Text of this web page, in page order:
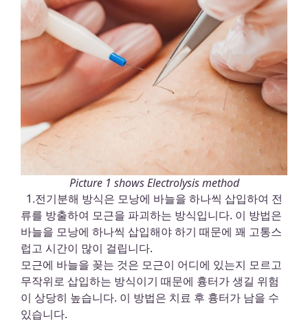
Picture 1 shows Electrolysis method
1.전기분해 방식은 모낭에 바늘을 하나씩 삽입하여 전
류를 방출하여 모근을 파괴하는 방식입니다. 이 방법은
바늘을 모낭에 하나씩 삽입해야 하기 때문에 꽤 고통스
럽고 시간이 많이 걸립니다.
모근에 바늘을 꽂는 것은 모근이 어디에 있는지 모르고
무작위로 삽입하는 방식이기 때문에 흉터가 생길 위험
이 상당히 높습니다. 이 방법은 치료 후 흉터가 남을 수
있습니다.